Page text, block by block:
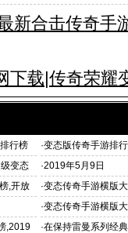
新合击传奇手
下载|传奇荣耀
行榜
·变态版传奇手游排
变态
·2019年5月9日
,开放
·变态传奇手游横版
《雷曼:传奇》
·变态传奇手游横版
传奇手游横版大
,2019
·在保持雷曼系列经